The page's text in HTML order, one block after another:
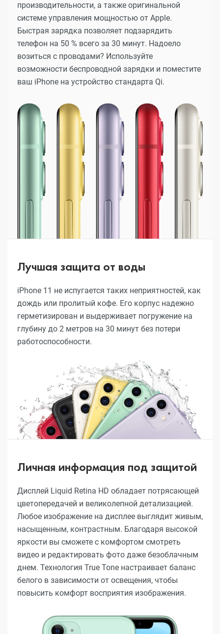
производительности, а также оригинальной
системе управления мощностью от Apple.
Быстрая зарядка позволяет подзарядить
телефон на 50 % всего за 30 минут. Надоело
возиться с проводами? Используйте
возможности беспроводной зарядки и поместите
ваш iPhone на устройство стандарта Qi.
Лучшая защита от воды
iPhone 11 не испугается таких неприятностей, как
дождь или пролитый кофе. Его корпус надежно
герметизирован и выдерживает погружение на
глубину до 2 метров на 30 минут без потери
работоспособности.
Личная информация под защитой
Дисплей Liquid Retina HD обладает потрясающей
цветопередачей и великолепной детализацией.
Любое изображение на дисплее выглядит живым,
насыщенным, контрастным. Благодаря высокой
яркости вы сможете с комфортом смотреть
видео и редактировать фото даже безоблачным
днем. Технология True Tone настраивает баланс
белого в зависимости от освещения, чтобы
повысить комфорт восприятия изображения.